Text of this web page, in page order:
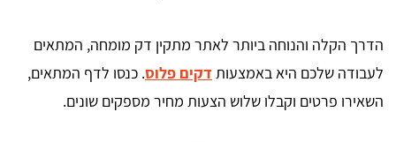
הדרך הקלה והנוחה ביותר לאתר מתקין דק מומחה, המתאים
לעבודה שלכם היא באמצעות דקים פלוס. כנסו לדף המתאים,
השאירו פרטים וקבלו שלוש הצעות מחיר מספקים שונים.